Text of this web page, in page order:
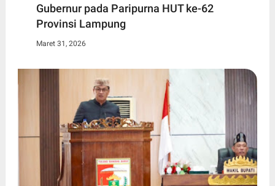
Gubernur pada Paripurna HUT ke-62
Provinsi Lampung
Maret 31, 2026